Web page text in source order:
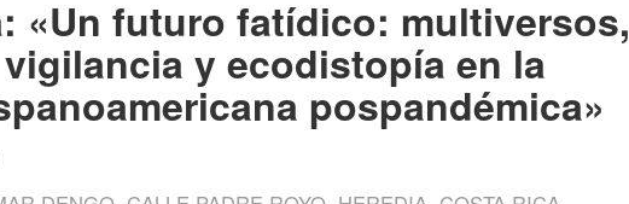
«Un futuro fatídico: multiversos,
y ecodistopía en la
pospandémica»